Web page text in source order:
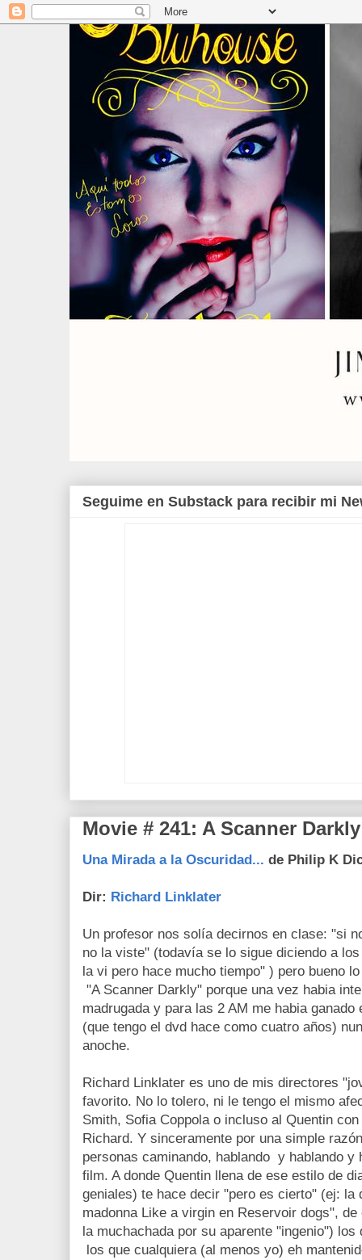
Seguime en Substack para recibir mi
Movie # 241: A Scanner
Una Mirada a la Oscuridad... de Philip K
Dir: Richard Linklater
Un profesor nos solía decirnos en clase: "si
no la viste" (todavía se lo sigue diciendo a
la vi pero hace mucho tiempo" ) pero bueno
"A Scanner Darkly" porque una vez habia
madrugada y para las 2 AM me habia
(que tengo el dvd hace como cuatro años)
anoche.
Richard Linklater es uno de mis directores
favorito. No lo tolero, ni le tengo el mismo
Smith, Sofia Coppola o incluso al Quentin
Richard. Y sinceramente por una simple
personas caminando, hablando y hablando y
film. A donde Quentin llena de ese estilo de
geniales) te hace decir "pero es cierto" (ej: la
madonna Like a virgin en Reservoir dogs",
la muchachada por su aparente "ingenio")
los que cualquiera (al menos yo) eh